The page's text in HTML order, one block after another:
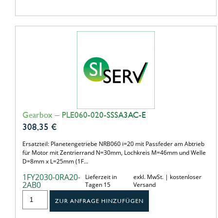
Gearbox – PLE060-020-SSSA3AC-E
308,35 €
Ersatzteil: Planetengetriebe NRB060 i=20 mit Passfeder am Abtrieb
für Motor mit Zentrierrand N=30mm, Lochkreis M=46mm und Welle
D=8mm x L=25mm (1F…
1FY2030-0RA20-
2AB0
Lieferzeit in
Tagen 15
exkl. MwSt. | kostenloser
Versand
ZUR ANFRAGE HINZUFÜGEN